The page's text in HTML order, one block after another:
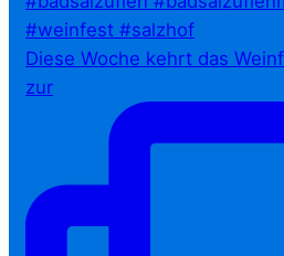
Diese Woche kehrt das
zur